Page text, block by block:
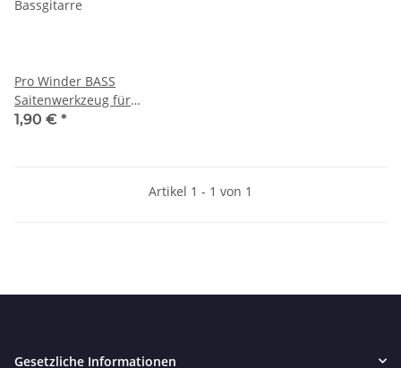
Pro Winder BASS
Saitenwerkzeug für
Bassgitarre
1,90 € *
Artikel 1 - 1 von 1
Gesetzliche Informationen